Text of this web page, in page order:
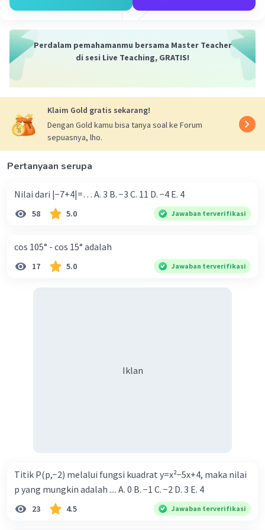
Iklan
Perdalam pemahamanmu bersama Master Teacher
di sesi Live Teaching, GRATIS!
Klaim Gold gratis sekarang!
Dengan Gold kamu bisa tanya soal ke Forum
sepuasnya, lho.
Pertanyaan serupa
Nilai dari |−7+4|=… A. 3 B. −3 C. 11 D. −4 E. 4
58 5.0 Jawaban terverifikasi
cos 105° - cos 15° adalah
17 5.0 Jawaban terverifikasi
Iklan
Titik P(p,−2) melalui fungsi kuadrat y=x²−5x+4, maka nilai
p yang mungkin adalah .... A. 0 B. −1 C. −2 D. 3 E. 4
23 4.5 Jawaban terverifikasi